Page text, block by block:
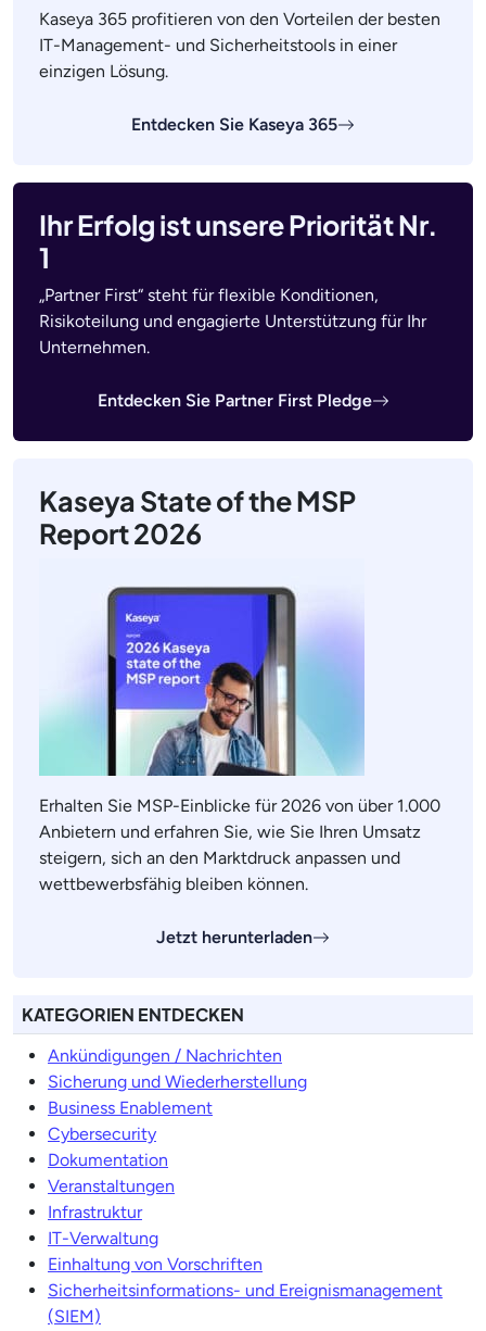
Kaseya 365 profitieren von den Vorteilen der besten
IT-Management- und Sicherheitstools in einer
einzigen Lösung.
Entdecken Sie Kaseya 365
Ihr Erfolg ist unsere Priorität Nr.
1
„Partner First“ steht für flexible Konditionen,
Risikoteilung und engagierte Unterstützung für Ihr
Unternehmen.
Entdecken Sie Partner First Pledge
Kaseya State of the MSP
Report 2026
Erhalten Sie MSP-Einblicke für 2026 von über 1.000
Anbietern und erfahren Sie, wie Sie Ihren Umsatz
steigern, sich an den Marktdruck anpassen und
wettbewerbsfähig bleiben können.
Jetzt herunterladen
KATEGORIEN ENTDECKEN
Ankündigungen / Nachrichten
Sicherung und Wiederherstellung
Business Enablement
Cybersecurity
Dokumentation
Veranstaltungen
Infrastruktur
IT-Verwaltung
Einhaltung von Vorschriften
Sicherheitsinformations- und Ereignismanagement
(SIEM)